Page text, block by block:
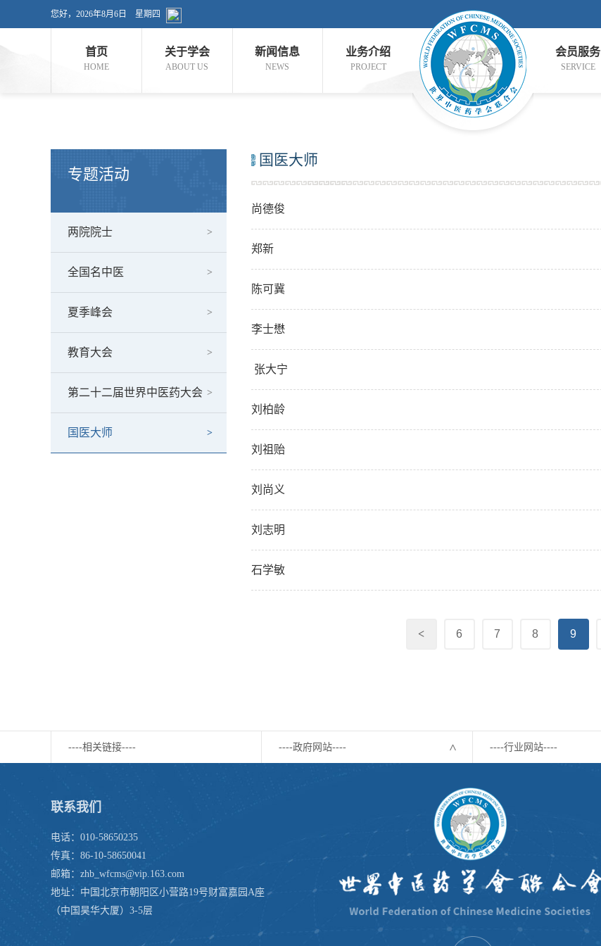
您好， 2026年8月6日 星期四
首页
HOME
关于学会
ABOUT US
新闻信息
NEWS
业务介绍
PROJECT
会员服务
SERVICE
专题活动
两院院士
全国名中医
夏季峰会
教育大会
第二十二届世界中医药大会
国医大师
国医大师
尚德俊
郑新
陈可冀
李士懋
张大宁
刘柏龄
刘祖贻
刘尚义
刘志明
石学敏
< 6 7 8 9
----相关链接---- ----政府网站---- ----行业网站----
联系我们
电话：010-58650235
传真：86-10-58650041
邮箱：zhb_wfcms@vip.163.com
地址：中国北京市朝阳区小营路19号财富嘉园A座
（中国昊华大厦）3-5层